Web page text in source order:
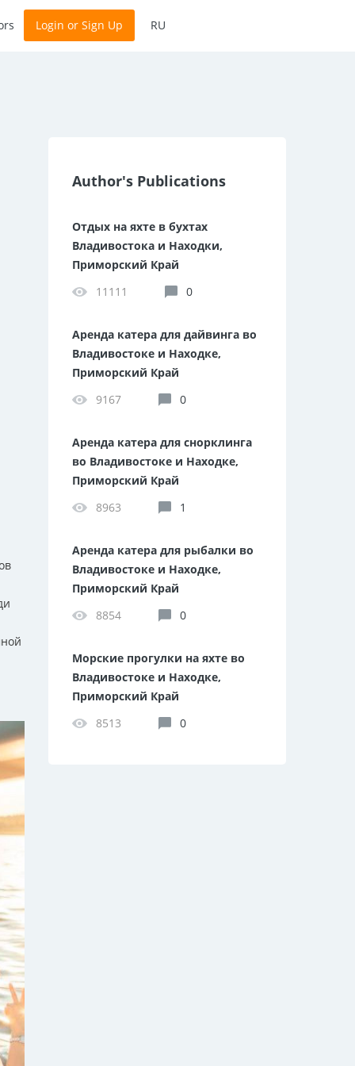
Login or Sign Up RU
Author's Publications
Отдых на яхте в бухтах
Владивостока и Находки,
Приморский Край
11111
0
Аренда катера для дайвинга во
Владивостоке и Находке,
Приморский Край
9167
0
Аренда катера для снорклинга
во Владивостоке и Находке,
Приморский Край
8963
1
Аренда катера для рыбалки во
Владивостоке и Находке,
Приморский Край
8854
0
Морские прогулки на яхте во
Владивостоке и Находке,
Приморский Край
8513
0